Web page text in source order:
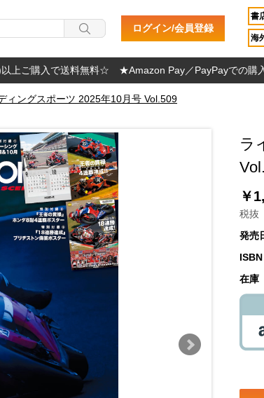
ログイン/会員登録
書
海
上ご購入で送料無料☆ ★Amazon Pay／PayPayでの購
ィングスポーツ 2025年10月号 Vol.509
ラ
￥
税抜
発売
ISBN
在庫